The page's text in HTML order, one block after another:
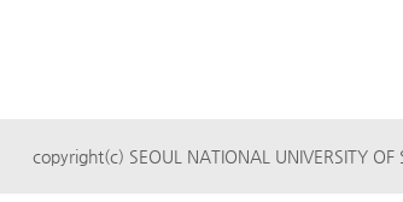
copyright(c) SEOUL NATIONAL UNIVERSITY